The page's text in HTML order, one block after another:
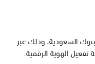
السعودية، وذلك عبر
الهوية الرقمية.